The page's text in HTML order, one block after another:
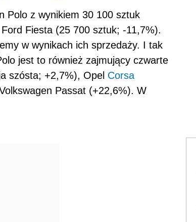
Polo z wynikiem 30 100 sztuk
Fiesta (25 700 sztuk; -11,7%).
w wynikach ich sprzedaży. I tak
jest to również zajmujący czwarte
szósta; +2,7%), Opel Corsa
Passat (+22,6%). W